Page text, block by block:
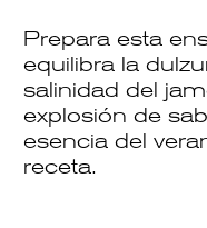
Prepara esta
equilibra la
salinidad del
explosión de
esencia del
receta.